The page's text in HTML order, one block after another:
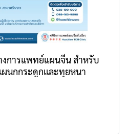
งการแพทย์แผนจีน สำหรับ
นกกระดูกและทุยหนา